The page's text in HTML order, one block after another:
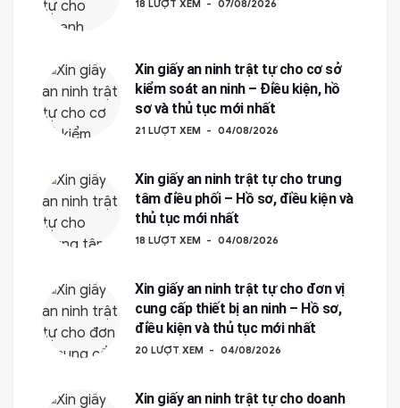
18 LƯỢT XEM 07/08/2026
Xin giấy an ninh trật tự cho cơ sở
kiểm soát an ninh – Điều kiện, hồ
sơ và thủ tục mới nhất
21 LƯỢT XEM 04/08/2026
Xin giấy an ninh trật tự cho trung
tâm điều phối – Hồ sơ, điều kiện và
thủ tục mới nhất
18 LƯỢT XEM 04/08/2026
Xin giấy an ninh trật tự cho đơn vị
cung cấp thiết bị an ninh – Hồ sơ,
điều kiện và thủ tục mới nhất
20 LƯỢT XEM 04/08/2026
Xin giấy an ninh trật tự cho doanh